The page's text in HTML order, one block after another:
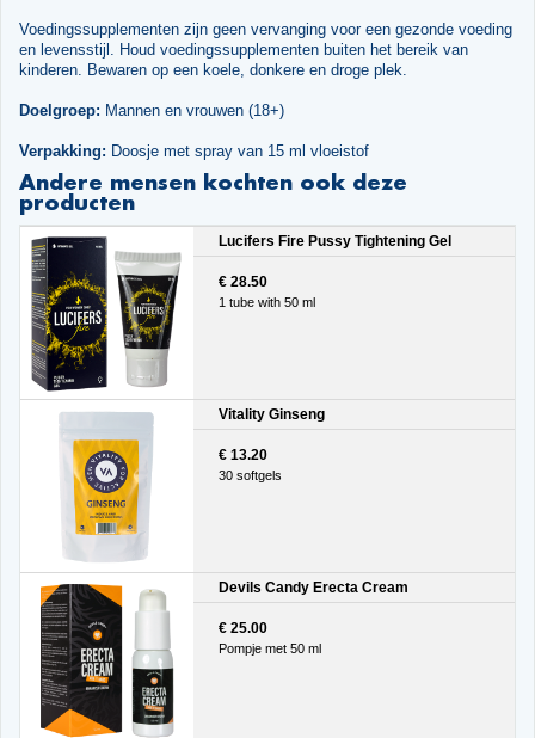
Voedingssupplementen zijn geen vervanging voor een gezonde voeding
en levensstijl. Houd voedingssupplementen buiten het bereik van
kinderen. Bewaren op een koele, donkere en droge plek.
Doelgroep: Mannen en vrouwen (18+)
Verpakking: Doosje met spray van 15 ml vloeistof
Andere mensen kochten ook deze
producten
Lucifers Fire Pussy Tightening Gel
€ 28.50
1 tube with 50 ml
Vitality Ginseng
€ 13.20
30 softgels
Devils Candy Erecta Cream
€ 25.00
Pompje met 50 ml